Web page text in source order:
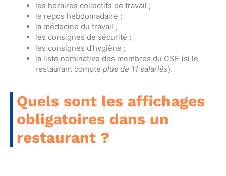
les horaires collectifs de travail ;
le repos hebdomadaire ;
la médecine du travail ;
les consignes de sécurité ;
les consignes d’hygiène ;
la liste nominative des membres du CSE (si le
restaurant compte plus de 11 salariés).
Quels sont les affichages
obligatoires dans un
restaurant ?